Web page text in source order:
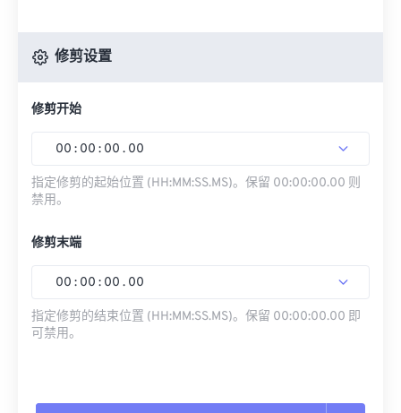
修剪设置
修剪开始
00 : 00 : 00 . 00
指定修剪的起始位置 (HH:MM:SS.MS)。保留 00:00:00.00 则
禁用。
修剪末端
00 : 00 : 00 . 00
指定修剪的结束位置 (HH:MM:SS.MS)。保留 00:00:00.00 即
可禁用。